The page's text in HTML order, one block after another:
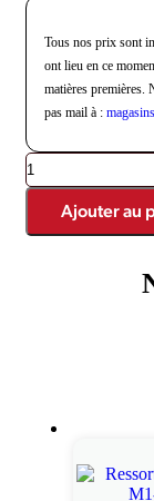
Tous nos prix sont
ont lieu en ce
matières premières.
pas mail à :
Ajouter au